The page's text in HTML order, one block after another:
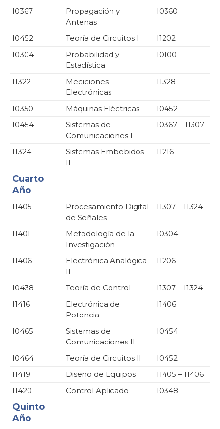
I0367
Propagación y
Antenas
I0360
I0452 Teoría de Circuitos I
I1202
I0304
Probabilidad y
Estadística
I0100
I1322
Mediciones
Electrónicas
I1328
I0350 Máquinas Eléctricas
I0452
I0454
Sistemas de
Comunicaciones I
I0367 – I1307
I1324
Sistemas Embebidos
II
I1216
Cuarto
Año
I1405
Procesamiento Digital
de Señales
I1307 – I1324
I1401
Metodología de la
Investigación
I0304
I1406
Electrónica Analógica
II
I1206
I0438 Teoría de Control
I1307 – I1324
I1416
Electrónica de
Potencia
I1406
I0465
Sistemas de
Comunicaciones II
I0454
I0464 Teoría de Circuitos II
I0452
I1419
Diseño de Equipos
I1405 – I1406
I1420
Control Aplicado I0348
Quinto
Año